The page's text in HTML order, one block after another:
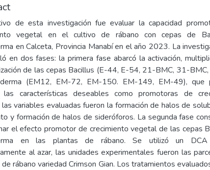
de esta investigación fue evaluar la capacidad
vegetal en el cultivo de rábano con cepas de
en Calceta, Provincia Manabí en el año 2023. La
en dos fases: la primera fase abarcó la activación,
de las cepas Bacillus (E-44, E-54, 21-BMC, 31-
(EM12, EM-72, EM-150. EM-149, EM-49), que
las características deseables como promotoras de
variables evaluadas fueron la formación de halos de
y formación de halos de sideróforos. La segunda fase
el efecto promotor de crecimiento vegetal de las cepas
en las plantas de rábano. Se utilizó un DCA
al azar, las unidades experimentales fueron las
rábano variedad Crimson Gian. Los tratamientos